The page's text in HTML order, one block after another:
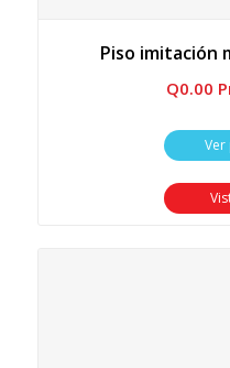
Piso imitación
Q0.00